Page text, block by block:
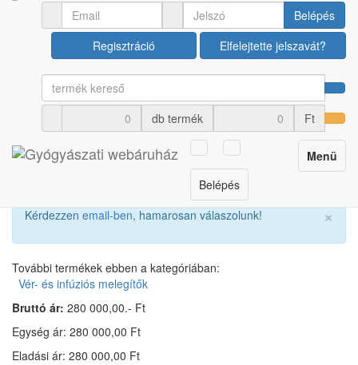
Belépés
Regisztráció
Elfelejtette jelszavát?
db termék Ft
Toggle
navigation
Menü
Belépés
Orvosi műszerek Vér- és infúziós melegítők
Flowtherm FT70 vér- és
infúzió melegítő
Cikkszám: U00026162
×
Kérdezzen email-ben, hamarosan válaszolunk!
További termékek ebben a kategóriában:
Vér- és infúziós melegítők
Bruttó ár: 280 000,00.- Ft
Egység ár: 280 000,00 Ft
Eladási ár: 280 000,00 Ft